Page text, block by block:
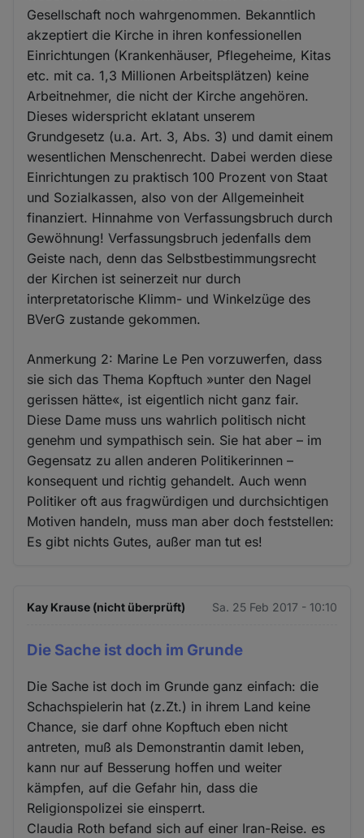
Gesellschaft noch wahrgenommen. Bekanntlich
akzeptiert die Kirche in ihren konfessionellen
Einrichtungen (Krankenhäuser, Pflegeheime, Kitas
etc. mit ca. 1,3 Millionen Arbeitsplätzen) keine
Arbeitnehmer, die nicht der Kirche angehören.
Dieses widerspricht eklatant unserem
Grundgesetz (u.a. Art. 3, Abs. 3) und damit einem
wesentlichen Menschenrecht. Dabei werden diese
Einrichtungen zu praktisch 100 Prozent von Staat
und Sozialkassen, also von der Allgemeinheit
finanziert. Hinnahme von Verfassungsbruch durch
Gewöhnung! Verfassungsbruch jedenfalls dem
Geiste nach, denn das Selbstbestimmungsrecht
der Kirchen ist seinerzeit nur durch
interpretatorische Klimm- und Winkelzüge des
BVerG zustande gekommen.
Anmerkung 2: Marine Le Pen vorzuwerfen, dass
sie sich das Thema Kopftuch »unter den Nagel
gerissen hätte«, ist eigentlich nicht ganz fair.
Diese Dame muss uns wahrlich politisch nicht
genehm und sympathisch sein. Sie hat aber – im
Gegensatz zu allen anderen Politikerinnen –
konsequent und richtig gehandelt. Auch wenn
Politiker oft aus fragwürdigen und durchsichtigen
Motiven handeln, muss man aber doch feststellen:
Es gibt nichts Gutes, außer man tut es!
Kay Krause (nicht überprüft) Sa. 25 Feb 2017 - 10:10
Die Sache ist doch im Grunde
Die Sache ist doch im Grunde ganz einfach: die
Schachspielerin hat (z.Zt.) in ihrem Land keine
Chance, sie darf ohne Kopftuch eben nicht
antreten, muß als Demonstrantin damit leben,
kann nur auf Besserung hoffen und weiter
kämpfen, auf die Gefahr hin, dass die
Religionspolizei sie einsperrt.
Claudia Roth befand sich auf einer Iran-Reise. es